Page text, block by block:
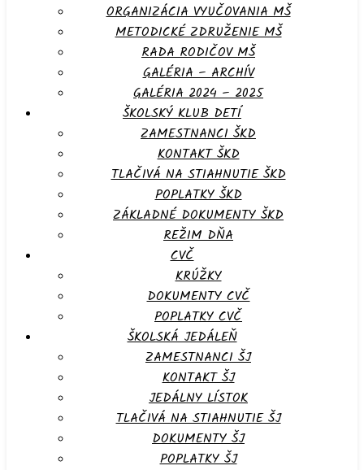
ORGANIZÁCIA VYUČOVANIA MŠ
METODICKÉ ZDRUŽENIE MŠ
RADA RODIČOV MŠ
GALÉRIA – ARCHÍV
GALÉRIA 2024 – 2025
ŠKOLSKÝ KLUB DETÍ
ZAMESTNANCI ŠKD
KONTAKT ŠKD
TLAČIVÁ NA STIAHNUTIE ŠKD
POPLATKY ŠKD
ZÁKLADNÉ DOKUMENTY ŠKD
REŽIM DŇA
CVČ
KRÚŽKY
DOKUMENTY CVČ
POPLATKY CVČ
ŠKOLSKÁ JEDÁLEŇ
ZAMESTNANCI ŠJ
KONTAKT ŠJ
JEDÁLNY LÍSTOK
TLAČIVÁ NA STIAHNUTIE ŠJ
DOKUMENTY ŠJ
POPLATKY ŠJ